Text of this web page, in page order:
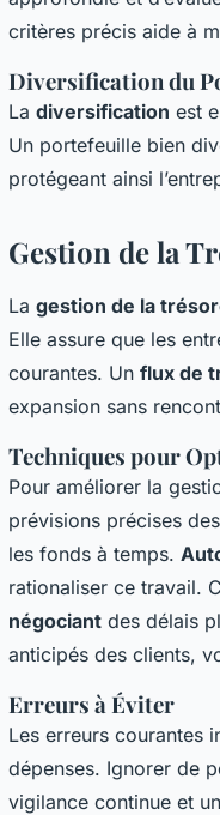
critères précis aide à
Diversification du
La diversification est
Un portefeuille bien
protégeant ainsi
Gestion de la
La gestion de la
Elle assure que les
courantes. Un flux de
expansion sans
Techniques pour
Pour améliorer la
prévisions précises
les fonds à temps.
rationaliser ce travail.
négociant des délais
anticipés des clients,
Erreurs à Éviter
Les erreurs courantes
dépenses. Ignorer de
vigilance continue et